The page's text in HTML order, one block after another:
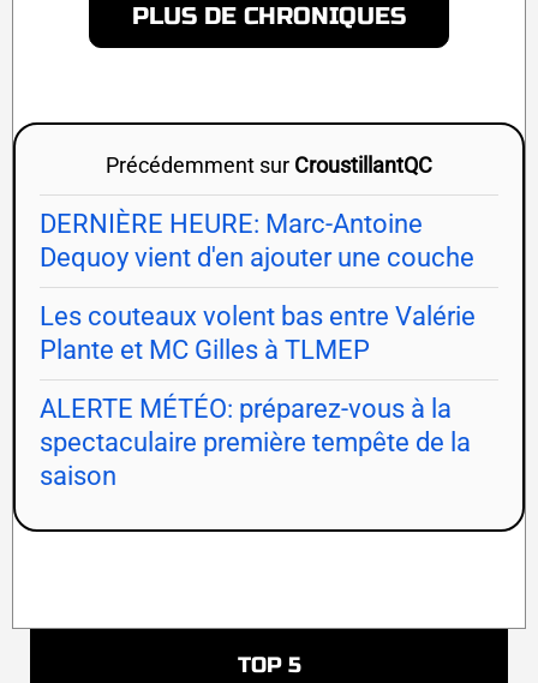
PLUS DE CHRONIQUES
Précédemment sur CroustillantQC
DERNIÈRE HEURE: Marc-Antoine
Dequoy vient d'en ajouter une couche
Les couteaux volent bas entre Valérie
Plante et MC Gilles à TLMEP
ALERTE MÉTÉO: préparez-vous à la
spectaculaire première tempête de la
saison
TOP 5